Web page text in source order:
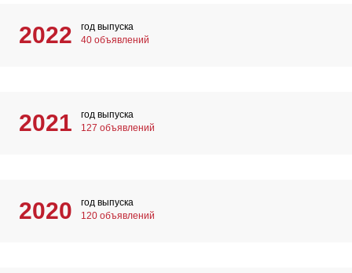
2022
год выпуска
40 объявлений
2021
год выпуска
127 объявлений
2020
год выпуска
120 объявлений